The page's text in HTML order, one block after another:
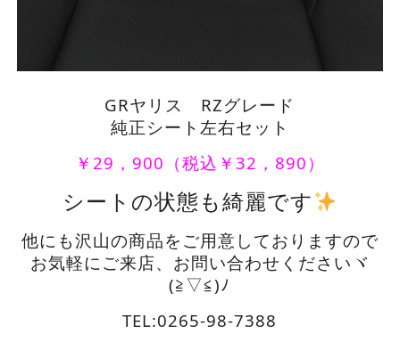
GRヤリス RZグレード
純正シート左右セット
￥29，900（税込￥32，890）
シートの状態も綺麗です
他にも沢山の商品をご用意しておりますので
お気軽にご来店、お問い合わせくださいヾ
(≧▽≦)ﾉ
TEL:0265-98-7388